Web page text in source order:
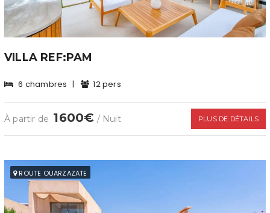
VILLA REF:PAM
6 chambres | 12 pers
À partir de 1600€ / Nuit PLUS DE DÉTAILS
ROUTE OUARZAZATE